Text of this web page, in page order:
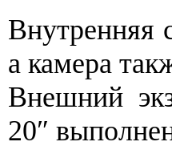
Внутренняя
а камера
Внешний
20″